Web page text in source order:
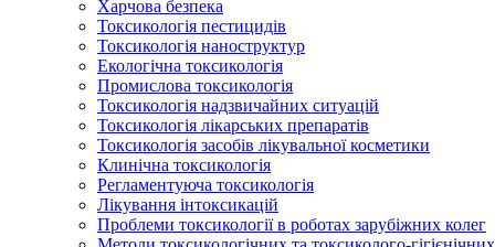
Харчова безпека
Токсикологія пестицидів
Токсикологія наноструктур
Екологічна токсикологія
Промислова токсикологія
Токсикологія надзвичайних ситуацій
Токсикологія лікарських препаратів
Токсикологія засобів лікувальної косметики
Клинічна токсикологія
Регламентуюча токсикологія
Лікування інтоксикацій
Проблеми токсикології в роботах зарубіжних колег